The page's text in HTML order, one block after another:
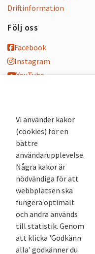
Driftinformation
Följ oss
Facebook
Instagram
YouTube
Nyhetsbrev
Andra webbplatser
Arkivsök
Fornsök
Fornreg
Bebyggelseregistret
Runor
Kringla
Vi använder kakor
(cookies) för en
bättre
användarupplevelse.
Några kakor är
nödvändiga för att
webbplatsen ska
fungera optimalt
och andra används
till statistik. Genom
att klicka 'Godkänn
alla' godkänner du